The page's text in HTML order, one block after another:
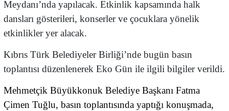
Meydanı’nda yapılacak. Etkinlik kapsamında halk
dansları gösterileri, konserler ve çocuklara yönelik
etkinlikler yer alacak.
Kıbrıs Türk Belediyeler Birliği’nde bugün basın
toplantısı düzenlenerek Eko Gün ile ilgili bilgiler verildi.
Mehmetçik Büyükkonuk Belediye Başkanı Fatma
Çimen Tuğlu, basın toplantısında yaptığı konuşmada,